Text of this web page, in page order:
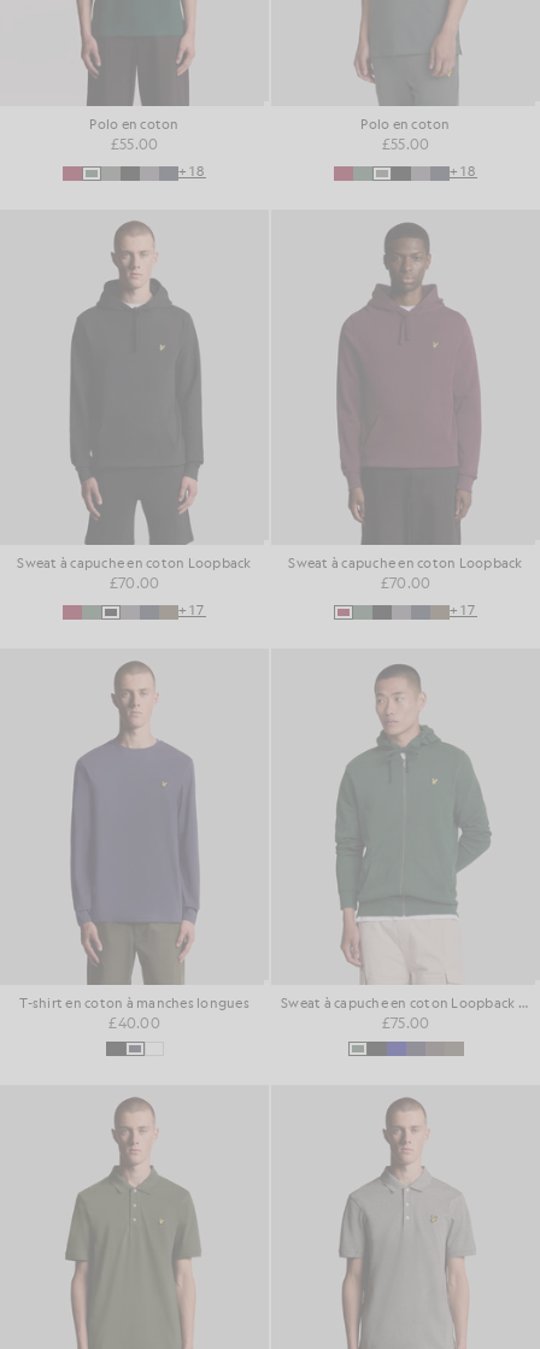
Polo en coton
£55.00
+18
Polo en coton
£55.00
+18
Sweat à capuche en coton Loopback
£70.00
+17
Sweat à capuche en coton Loopback
£70.00
+17
T-shirt en coton à manches longues
£40.00
Sweat à capuche en coton Loopback avec fermeture éclair intégrale
£75.00